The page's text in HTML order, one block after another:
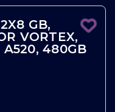
GB,
VORTEX,
A520, 480GB